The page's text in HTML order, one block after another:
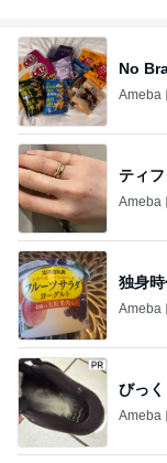
No
Ameba
ティ
Ameba
独身
Ameba
びっ
Ameba